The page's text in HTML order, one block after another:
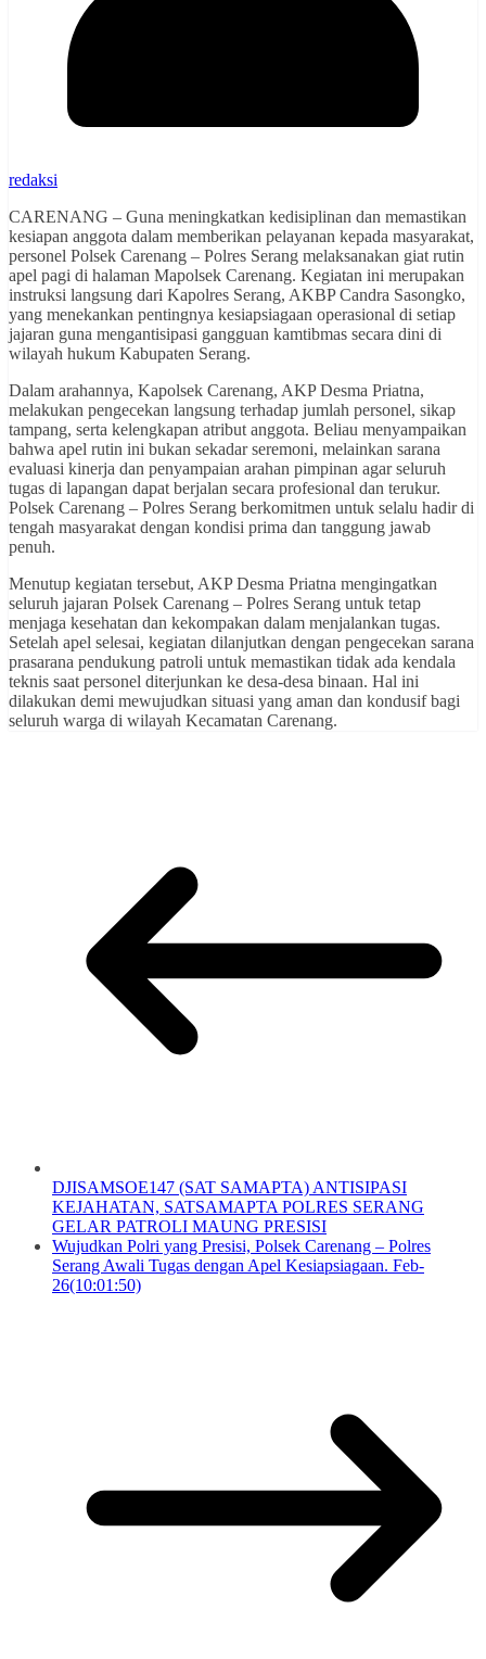
redaksi
CARENANG – Guna meningkatkan kedisiplinan dan memastikan
kesiapan anggota dalam memberikan pelayanan kepada masyarakat,
personel Polsek Carenang – Polres Serang melaksanakan giat rutin
apel pagi di halaman Mapolsek Carenang. Kegiatan ini merupakan
instruksi langsung dari Kapolres Serang, AKBP Candra Sasongko,
yang menekankan pentingnya kesiapsiagaan operasional di setiap
jajaran guna mengantisipasi gangguan kamtibmas secara dini di
wilayah hukum Kabupaten Serang.
Dalam arahannya, Kapolsek Carenang, AKP Desma Priatna,
melakukan pengecekan langsung terhadap jumlah personel, sikap
tampang, serta kelengkapan atribut anggota. Beliau menyampaikan
bahwa apel rutin ini bukan sekadar seremoni, melainkan sarana
evaluasi kinerja dan penyampaian arahan pimpinan agar seluruh
tugas di lapangan dapat berjalan secara profesional dan terukur.
Polsek Carenang – Polres Serang berkomitmen untuk selalu hadir di
tengah masyarakat dengan kondisi prima dan tanggung jawab
penuh.
Menutup kegiatan tersebut, AKP Desma Priatna mengingatkan
seluruh jajaran Polsek Carenang – Polres Serang untuk tetap
menjaga kesehatan dan kekompakan dalam menjalankan tugas.
Setelah apel selesai, kegiatan dilanjutkan dengan pengecekan sarana
prasarana pendukung patroli untuk memastikan tidak ada kendala
teknis saat personel diterjunkan ke desa-desa binaan. Hal ini
dilakukan demi mewujudkan situasi yang aman dan kondusif bagi
seluruh warga di wilayah Kecamatan Carenang.
DJISAMSOE147 (SAT SAMAPTA) ANTISIPASI
KEJAHATAN, SATSAMAPTA POLRES SERANG
GELAR PATROLI MAUNG PRESISI
Wujudkan Polri yang Presisi, Polsek Carenang – Polres
Serang Awali Tugas dengan Apel Kesiapsiagaan. Feb-
26(10:01:50)